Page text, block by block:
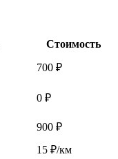
Стоимость
700 ₽
0 ₽
900 ₽
15 ₽/км